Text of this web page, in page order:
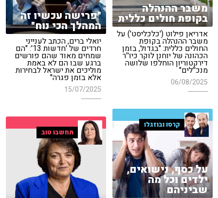
משבר ההנהלה
בקופת חולים כללית
אדריאן פילוט ('כלכליסט') על
משבר ההנהלה בקופת
החולים כללית: "בגדול, בזמן
הכהונה של יוחנן לוקר כיו''ר
דירקטוריון הוחלפו שלושה
מנכ''לים"
06/08/2025
"פרישה עכשיו זה
המהלך הכי נוח"
יואלי ברים, הכתב לענייני
חרדים של 'חדשות 13': "הם
שמחים מאוד שהם פורשים
ברגע שבו הם לא באמת
מוליכים את ישראל לבחירות
אלא בזמן פגרה"
15/07/2025
קרסו ובוזגלו
על כסף, נישואים,
ילדים וכל מה
שביניהם
תחשבו טוב